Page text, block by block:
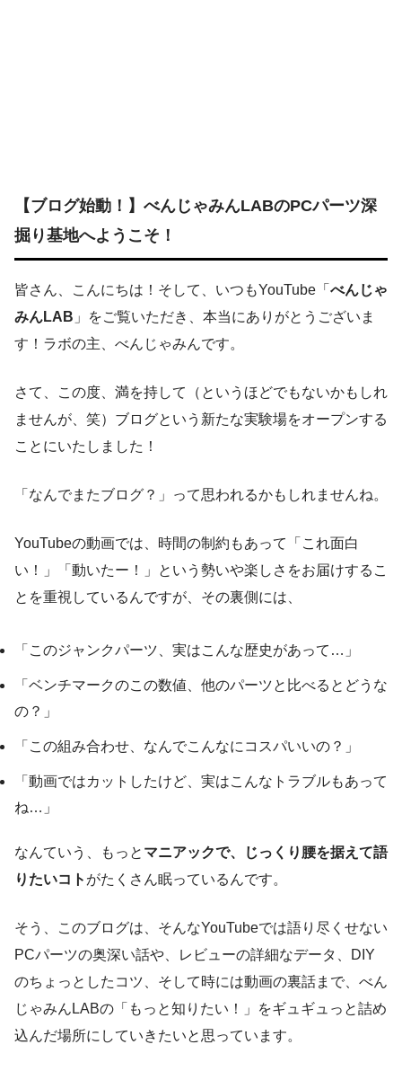
【ブログ始動！】べんじゃみんLABのPCパーツ深
掘り基地へようこそ！
皆さん、こんにちは！そして、いつもYouTube「 べんじゃ
みんLAB 」をご覧いただき、本当にありがとうございま
す！ラボの主、べんじゃみんです。
さて、この度、満を持して（というほどでもないかもしれ
ませんが、笑）ブログという新たな実験場をオープンする
ことにいたしました！
「なんでまたブログ？」って思われるかもしれませんね。
YouTubeの動画では、時間の制約もあって「これ面白
い！」「動いたー！」という勢いや楽しさをお届けするこ
とを重視しているんですが、その裏側には、
「このジャンクパーツ、実はこんな歴史があって…」
「ベンチマークのこの数値、他のパーツと比べるとどうな
の？」
「この組み合わせ、なんでこんなにコスパいいの？」
「動画ではカットしたけど、実はこんなトラブルもあって
ね…」
なんていう、もっと マニアックで、じっくり腰を据えて語
りたいコト がたくさん眠っているんです。
そう、このブログは、そんなYouTubeでは語り尽くせない
PCパーツの奥深い話や、レビューの詳細なデータ、DIY
のちょっとしたコツ、そして時には動画の裏話まで、べん
じゃみんLABの「もっと知りたい！」をギュギュっと詰め
込んだ場所にしていきたいと思っています。